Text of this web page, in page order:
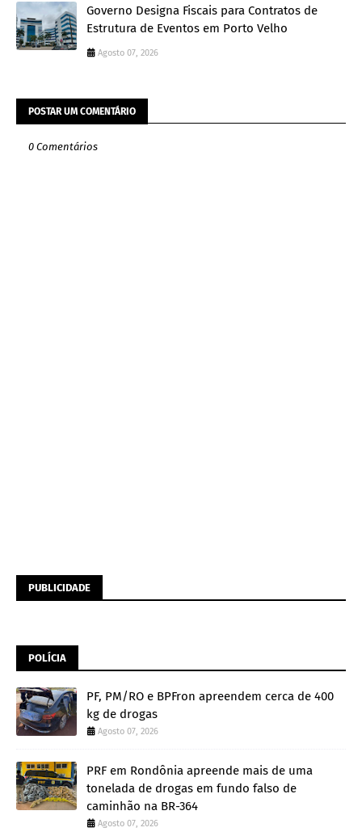
Governo Designa Fiscais para Contratos de
Estrutura de Eventos em Porto Velho
Agosto 07, 2026
POSTAR UM COMENTÁRIO
0 Comentários
PUBLICIDADE
POLÍCIA
PF, PM/RO e BPFron apreendem cerca de 400
kg de drogas
Agosto 07, 2026
PRF em Rondônia apreende mais de uma
tonelada de drogas em fundo falso de
caminhão na BR-364
Agosto 07, 2026